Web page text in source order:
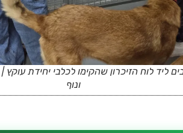
ליד לוח הזיכרון שהקימו לכלבי יחידת עוקץ |
ונוף